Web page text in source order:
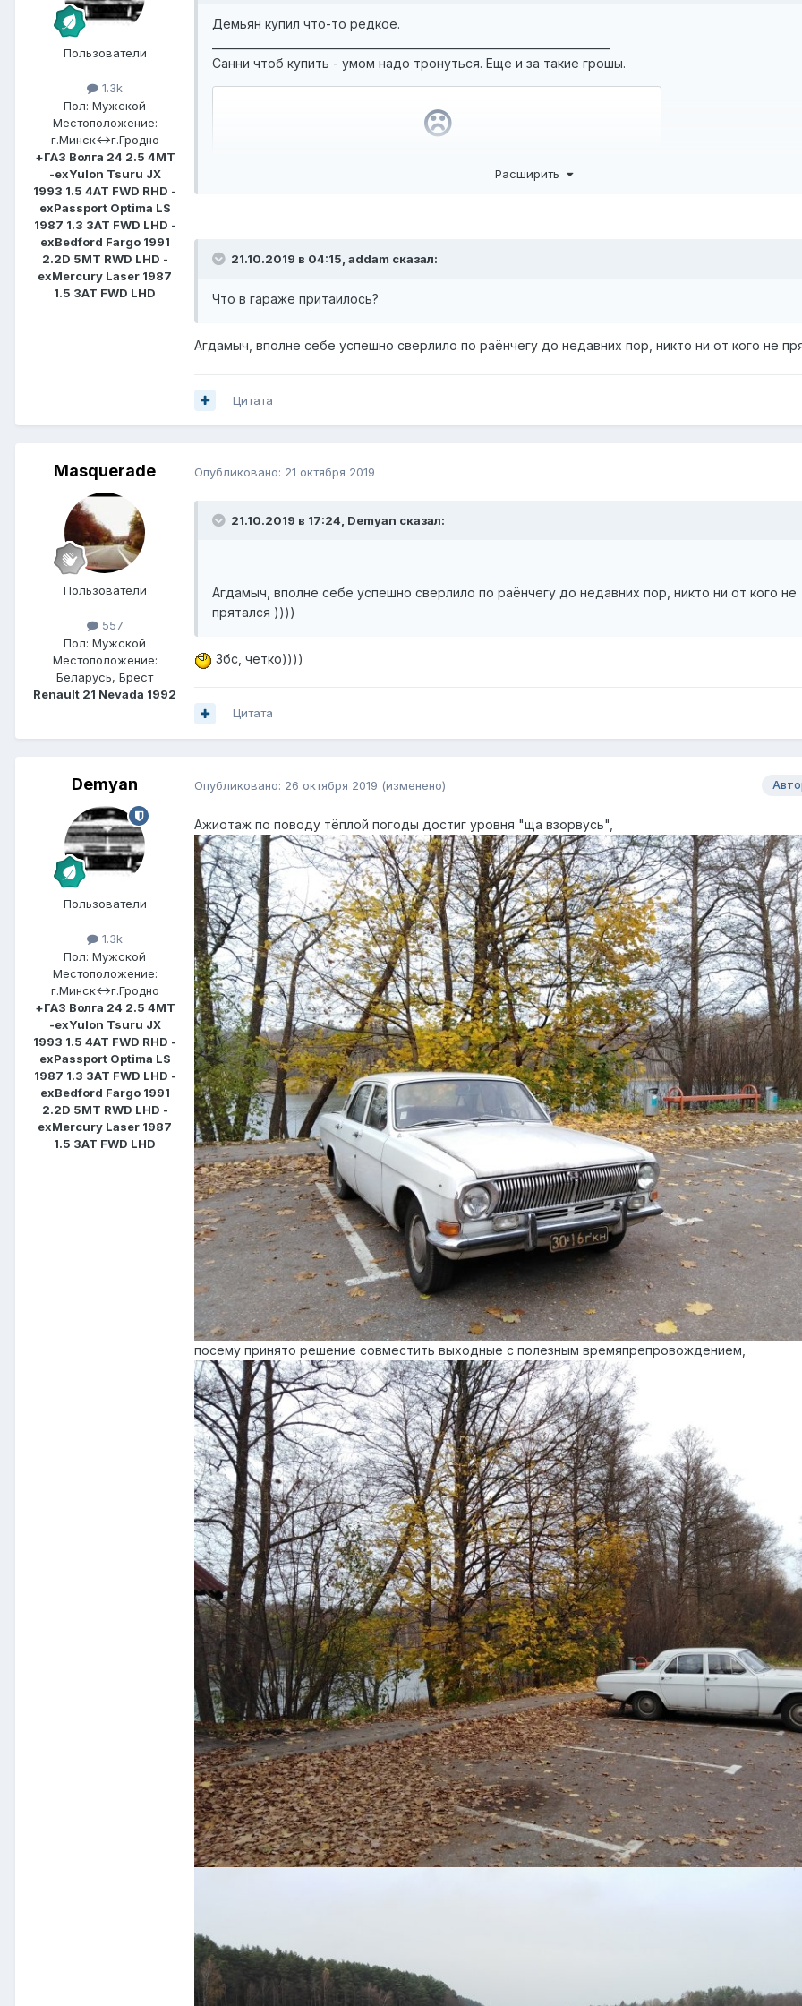
Пользователи
1.3k
Пол: Мужской
Местоположение:
г.Минск<->г.Гродно
+ГАЗ Волга 24 2.5 4MT
-exYulon Tsuru JX
1993 1.5 4AT FWD RHD -
exPassport Optima LS
1987 1.3 3AT FWD LHD -
exBedford Fargo 1991
2.2D 5MT RWD LHD -
exMercury Laser 1987
1.5 3AT FWD LHD
Демьян купил что-то редкое.
Санни чтоб купить - умом надо тронуться. Еще и за такие грошы.
Ну вот, не прошло и полгода после изменения списка автомобилей под аватаркой ))))
Расширить
21.10.2019 в 04:15, addam сказал:
Что в гараже притаилось?
Агдамыч, вполне себе успешно сверлило по раёнчегу до недавних пор, никто ни от кого не
Цитата
Masquerade
Пользователи
557
Пол: Мужской
Местоположение:
Беларусь, Брест
Renault 21 Nevada 1992
Опубликовано: 21 октября 2019
21.10.2019 в 17:24, Demyan сказал:
Агдамыч, вполне себе успешно сверлило по раёнчегу до недавних пор, никто ни от кого не
прятался ))))
Збс, четко))))
Цитата
Demyan
Пользователи
1.3k
Пол: Мужской
Местоположение:
г.Минск<->г.Гродно
+ГАЗ Волга 24 2.5 4MT
-exYulon Tsuru JX
1993 1.5 4AT FWD RHD -
exPassport Optima LS
1987 1.3 3AT FWD LHD -
exBedford Fargo 1991
2.2D 5MT RWD LHD -
exMercury Laser 1987
1.5 3AT FWD LHD
Опубликовано: 26 октября 2019 (изменено)
Ажиотаж по поводу тёплой погоды достиг уровня "ща взорвусь",
посему принято решение совместить выходные с полезным времяпрепровождением,